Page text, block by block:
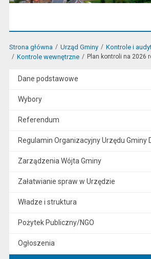
Strona główna Urząd Gminy
Kontrole i
Kontrole wewnętrzne
Plan kontroli na 2026
Dane podstawowe
Wybory
Referendum
Regulamin Organizacyjny Urzędu Gminy
Zarządzenia Wójta Gminy
Załatwianie spraw w Urzędzie
Władze i struktura
Pożytek Publiczny/NGO
Ogłoszenia